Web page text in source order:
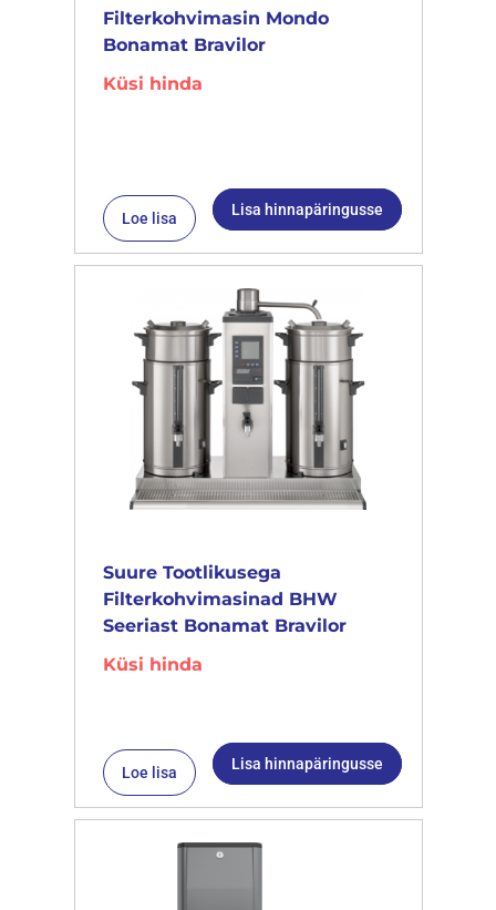
Filterkohvimasin Mondo
Bonamat Bravilor
Küsi hinda
Loe lisa Lisa hinnapäringusse
Suure Tootlikusega
Filterkohvimasinad BHW
Seeriast Bonamat Bravilor
Küsi hinda
Loe lisa Lisa hinnapäringusse